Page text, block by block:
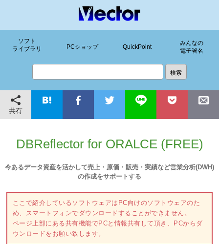
ソフト
ライブラリ
PCショップ QuickPoint
みんなの
電子署名
共有
DBReflector for ORALCE (FREE)
今あるデータ資産を活かして売上・原価・販売・実績など営業分析(DWH)
の作成をサポートする
ここで紹介しているソフトウェアはPC向けのソフトウェアのた
め、スマートフォンでダウンロードすることができません。
ページ上部にある共有機能でPCと情報共有して頂き、PCからダ
ウンロードをお願い致します。